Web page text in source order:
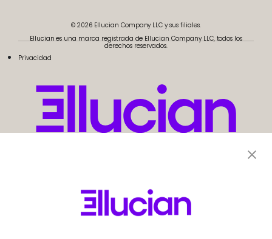
© 2026 Ellucian Company LLC y sus filiales.
Ellucian es una marca registrada de Ellucian Company LLC, todos los
derechos reservados.
Privacidad